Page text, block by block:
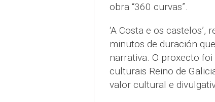
obra “360 curvas”.
‘A Costa e os
minutos de duración
narrativa. O proxecto
culturais Reino de
valor cultural e